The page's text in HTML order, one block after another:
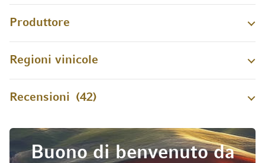
Produttore
Regioni vinicole
Recensioni 42
Buono di benvenuto da